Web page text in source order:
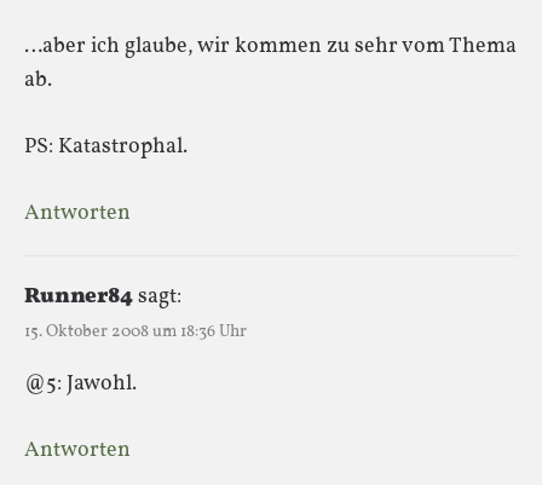
…aber ich glaube, wir kommen zu sehr vom Thema
ab.
PS: Katastrophal.
Antworten
Runner84sagt:
15. Oktober 2008 um 18:36 Uhr
@5: Jawohl.
Antworten